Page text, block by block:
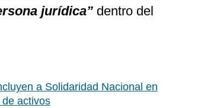
jurídica” dentro del
a Solidaridad Nacional en
activos